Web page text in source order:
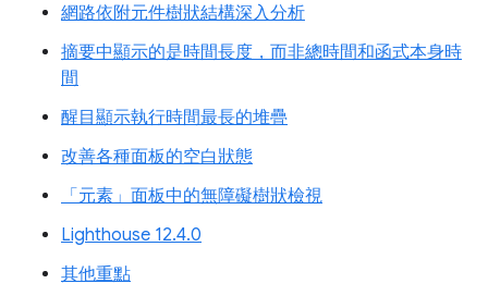
網路依附元件樹狀結構深入分析
摘要中顯示的是時間長度，而非總時間和函式本身時
間
醒目顯示執行時間最長的堆疊
改善各種面板的空白狀態
「元素」面板中的無障礙樹狀檢視
Lighthouse 12.4.0
其他重點